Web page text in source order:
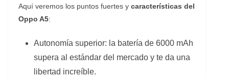
Aquí veremos los puntos fuertes y características del
Oppo A5:
Autonomía superior: la batería de 6000 mAh
supera al estándar del mercado y te da una
libertad increíble.